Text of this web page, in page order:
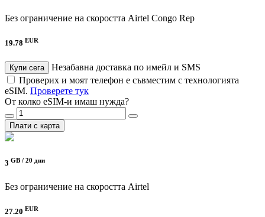
Без ограничение на скоростта Airtel Congo Rep
19.78 EUR
Купи сега
Незабавна доставка по имейл и SMS
Проверих и моят телефон е съвместим с технологията
eSIM. Проверете тук
От колко eSIM-и имаш нужда?
Плати с карта
3 GB / 20 дни
Без ограничение на скоростта Airtel
27.20 EUR